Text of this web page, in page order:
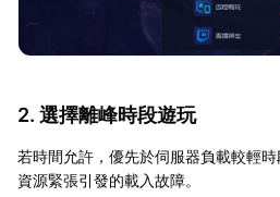
2. 選擇離峰時段遊玩
若時間允許，優先於伺服器負載較輕
資源緊張引發的載入故障。